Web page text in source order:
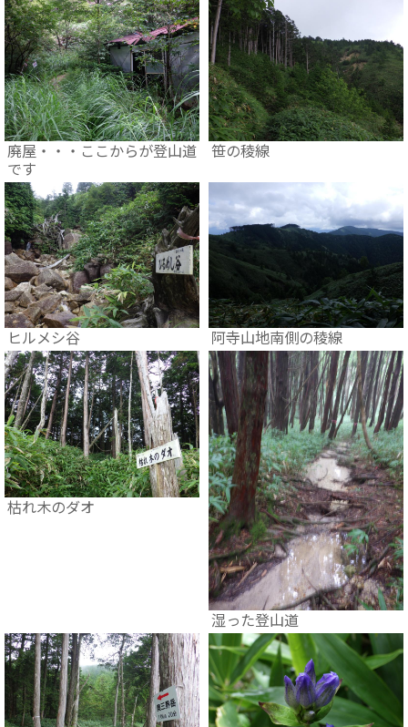
廃屋・・・ここからが登山道
です
笹の稜線
ヒルメシ谷 阿寺山地南側の稜線
枯れ木のダオ
湿った登山道